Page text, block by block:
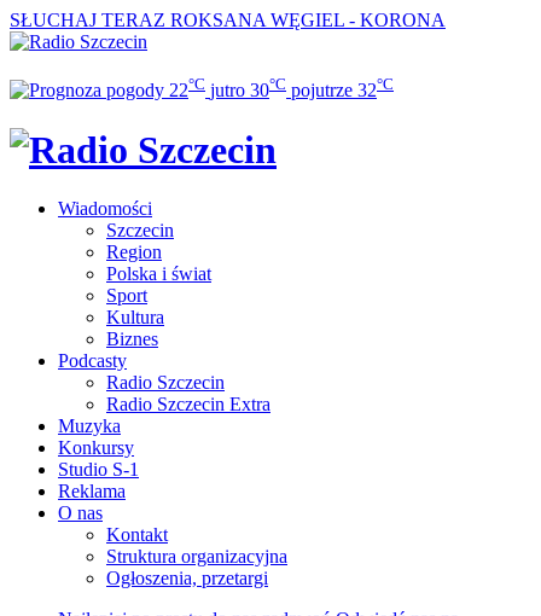
SŁUCHAJ TERAZ ROKSANA WĘGIEL - KORONA
22°C jutro 30°C pojutrze 32°C
Wiadomości
Szczecin
Region
Polska i świat
Sport
Kultura
Biznes
Podcasty
Radio Szczecin
Radio Szczecin Extra
Muzyka
Konkursy
Studio S-1
Reklama
O nas
Kontakt
Struktura organizacyjna
Ogłoszenia, przetargi